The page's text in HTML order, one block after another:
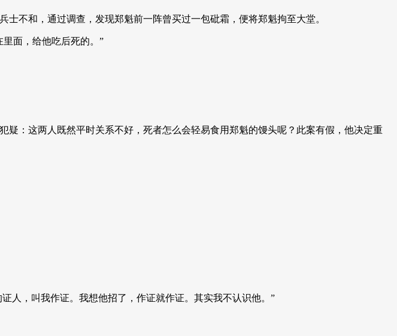
不和，通过调查，发现郑魁前一阵曾买过一包砒霜，便将郑魁拘至大堂。
面，给他吃后死的。”
：这两人既然平时关系不好，死者怎么会轻易食用郑魁的馒头呢？此案有假，他决定重
人，叫我作证。我想他招了，作证就作证。其实我不认识他。”